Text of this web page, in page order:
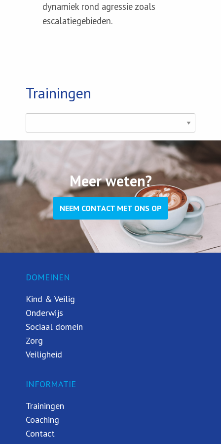
dynamiek rond agressie zoals
escalatiegebieden.
Trainingen
Meer weten?
NEEM CONTACT MET ONS OP
DOMEINEN
Kind & Veilig
Onderwijs
Sociaal domein
Zorg
Veiligheid
INFORMATIE
Trainingen
Coaching
Contact